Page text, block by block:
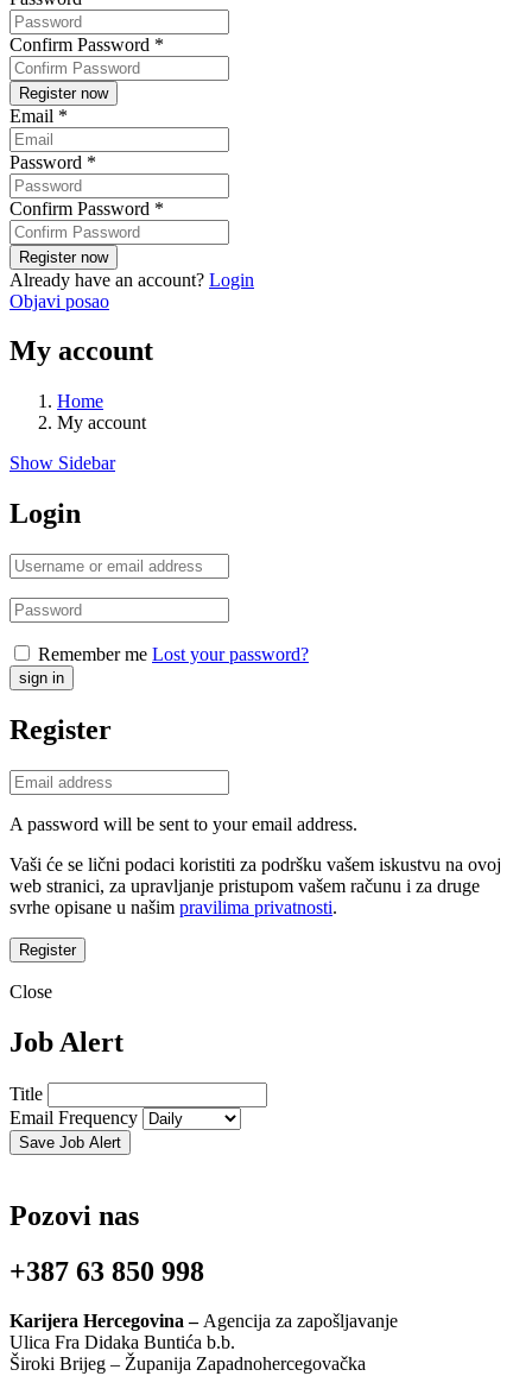
Confirm Password *
Email *
Password *
Confirm Password *
Already have an account? Login
Objavi posao
My account
Home
My account
Show Sidebar
Login
Remember me Lost your password?
Register
A password will be sent to your email address.
Vaši će se lični podaci koristiti za podršku vašem iskustvu na ovoj
web stranici, za upravljanje pristupom vašem računu i za druge
svrhe opisane u našim pravilima privatnosti.
Register
Close
Job Alert
Title
Email Frequency
Save Job Alert
Pozovi nas
+387 63 850 998
Karijera Hercegovina –Agencija za zapošljavanje
Ulica Fra Didaka Buntića b.b.
Široki Brijeg – Županija Zapadnohercegovačka